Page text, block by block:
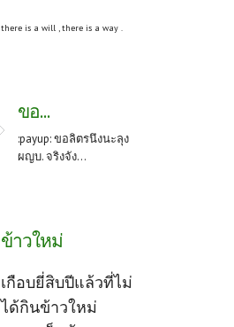
there is a will , there is a way .
ขอ...
:payup: ขอลิตรนึงนะลุง
ผญบ. จริงจัง...
ข้าวใหม่
เกือบยี่สิบปีแล้วที่ไม่
ได้กินข้าวใหม่